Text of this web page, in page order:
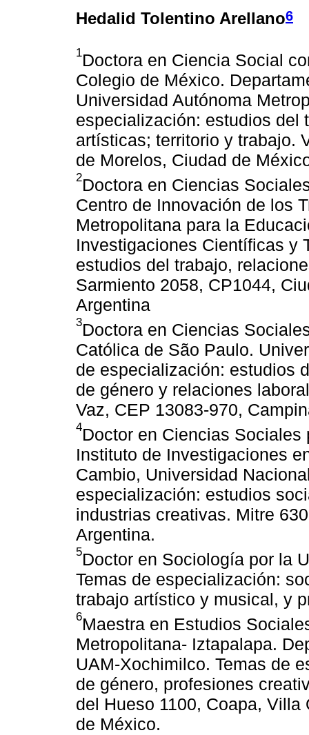
Hedalid Tolentino Arellano6
1Doctora en Ciencia Social
Colegio de México.
Universidad Autónoma
especialización: estudios del
artísticas; territorio y trabajo.
de Morelos, Ciudad de
2Doctora en Ciencias
Centro de Innovación de los
Metropolitana para la
Investigaciones Científicas y
estudios del trabajo,
Sarmiento 2058, CP1044,
Argentina
3Doctora en Ciencias
Católica de São Paulo.
de especialización: estudios
de género y relaciones
Vaz, CEP 13083-970,
4Doctor en Ciencias
Instituto de Investigaciones
Cambio, Universidad
especialización: estudios
industrias creativas. Mitre
Argentina.
5Doctor en Sociología por la
Temas de especialización:
trabajo artístico y musical, y
6Maestra en Estudios
Metropolitana- Iztapalapa.
UAM-Xochimilco. Temas de
de género, profesiones
del Hueso 1100, Coapa,
de México.